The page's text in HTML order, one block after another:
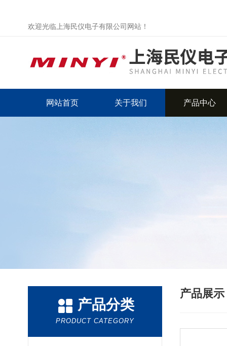
欢迎光临上海民仪电子有限公司网站！
网站首页 关于我们 产品中心
产品分类
PRODUCT CATEGORY
产品展示